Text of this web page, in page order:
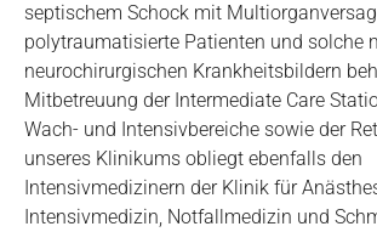
septischem Schock mit
polytraumatisierte Patienten und solche
neurochirurgischen Krankheitsbildern
Mitbetreuung der Intermediate Care
Wach- und Intensivbereiche sowie der
unseres Klinikums obliegt ebenfalls den
Intensivmedizinern der Klinik für
Intensivmedizin, Notfallmedizin und